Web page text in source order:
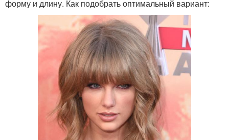
форму и длину. Как подобрать оптимальный вариант: